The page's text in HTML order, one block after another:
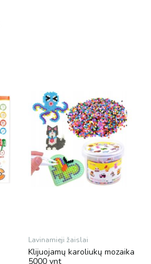
Lavinamieji žaislai
Klijuojamų karoliukų mozaika
5000 vnt